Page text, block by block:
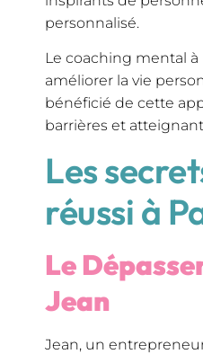
personnalisé.
Le coaching mental
améliorer la vie
bénéficié de cette
barrières et
Les
réussi à
Le
Jean
Jean, un